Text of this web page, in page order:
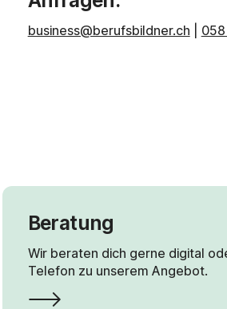
business@berufsbildner.ch
Beratung
Wir beraten dich gerne digital
Telefon zu unserem Angebot.